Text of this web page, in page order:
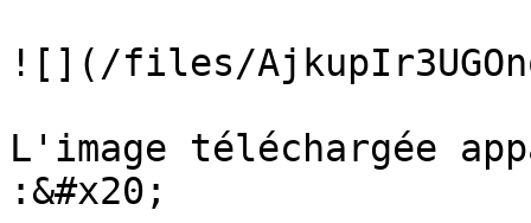
![](/files/
L'image téléchargée
:&#x20;